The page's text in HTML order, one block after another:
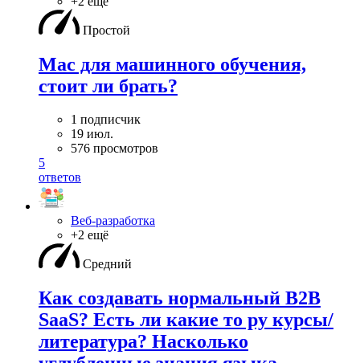
Простой
Mac для машинного обучения,
стоит ли брать?
1 подписчик
19 июл.
576 просмотров
5
ответов
Веб-разработка
+2 ещё
Средний
Как создавать нормальный B2B
SaaS? Есть ли какие то ру курсы/
литература? Насколько